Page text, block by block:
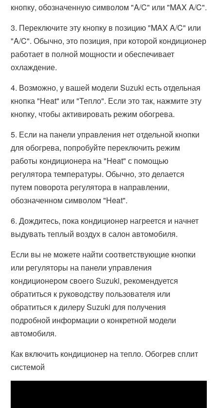
кнопку, обозначенную символом "A/C" или "MAX A/C".
3. Переключите эту кнопку в позицию "MAX A/C" или
"A/C". Обычно, это позиция, при которой кондиционер
работает в полной мощности и обеспечивает
охлаждение.
4. Возможно, у вашей модели Suzuki есть отдельная
кнопка "Heat" или "Тепло". Если это так, нажмите эту
кнопку, чтобы активировать режим обогрева.
5. Если на панели управления нет отдельной кнопки
для обогрева, попробуйте переключить режим
работы кондиционера на "Heat" с помощью
регулятора температуры. Обычно, это делается
путем поворота регулятора в направлении,
обозначенном символом "Heat".
6. Дождитесь, пока кондиционер нагреется и начнет
выдувать теплый воздух в салон автомобиля.
Если вы не можете найти соответствующие кнопки
или регуляторы на панели управления
кондиционером своего Suzuki, рекомендуется
обратиться к руководству пользователя или
обратиться к дилеру Suzuki для получения
подробной информации о конкретной модели
автомобиля.
Как включить кондиционер на тепло. Обогрев сплит
системой